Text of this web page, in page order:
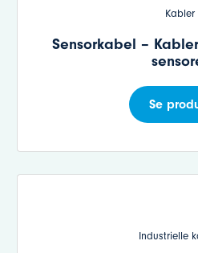
Kabler
Sensorkabel –
Se
Industrielle